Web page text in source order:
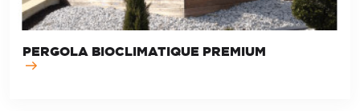
PERGOLA BIOCLIMATIQUE PREMIUM